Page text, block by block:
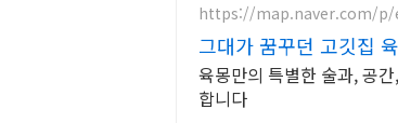
https://map.naver.com/p/
그대가 꿈꾸던 고깃집
육몽만의 특별한 술과, 공
합니다